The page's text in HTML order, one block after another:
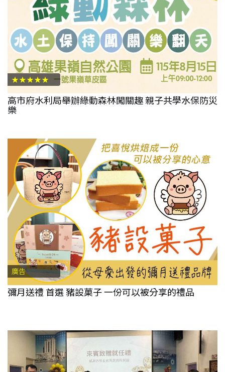
★★★★★
高市府水利局舉辦綠動森林闖關趣 親子共學水保防災
樂
廣告
彌月送禮 首選 豬設菓子 一份可以被分享的禮品